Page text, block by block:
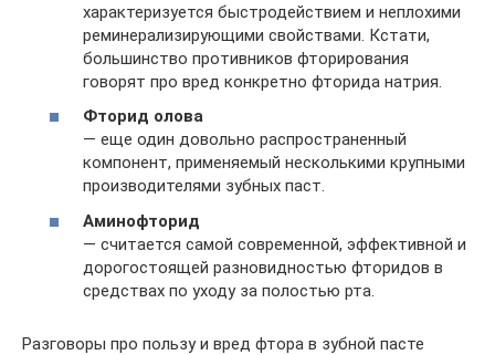
характеризуется быстродействием и неплохими
реминерализирующими свойствами. Кстати,
большинство противников фторирования
говорят про вред конкретно фторида натрия.
Фторид олова
— еще один довольно распространенный
компонент, применяемый несколькими крупными
производителями зубных паст.
Аминофторид
— считается самой современной, эффективной и
дорогостоящей разновидностью фторидов в
средствах по уходу за полостью рта.
Разговоры про пользу и вред фтора в зубной пасте